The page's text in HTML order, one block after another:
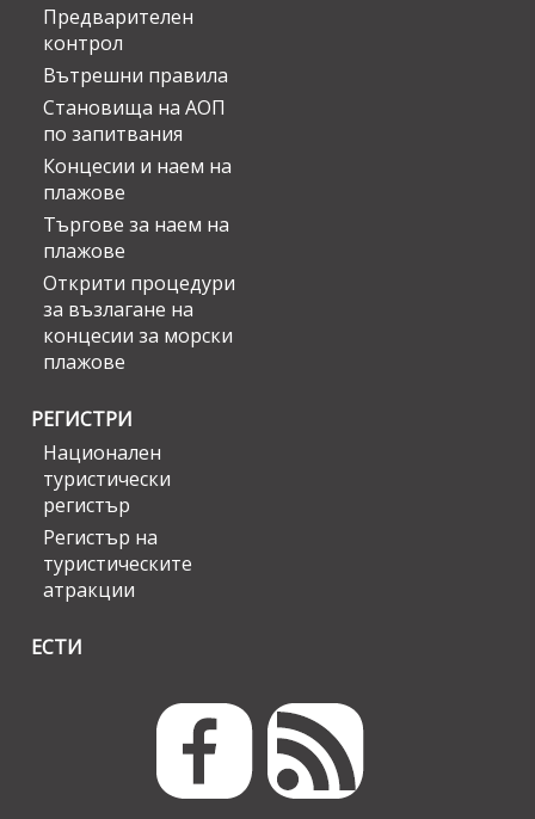
Предварителен
контрол
Вътрешни правила
Становища на АОП
по запитвания
Концесии и наем на
плажове
Търгове за наем на
плажове
Открити процедури
за възлагане на
концесии за морски
плажове
РЕГИСТРИ
Национален
туристически
регистър
Регистър на
туристическите
атракции
ЕСТИ